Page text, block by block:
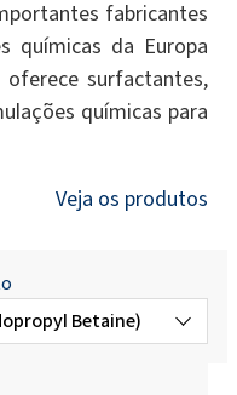
fabricantes
químicas da Europa
oferece surfactantes,
químicas para
Veja os produtos
Betaine)